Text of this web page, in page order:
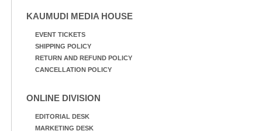
KAUMUDI MEDIA HOUSE
EVENT TICKETS
SHIPPING POLICY
RETURN AND REFUND POLICY
CANCELLATION POLICY
ONLINE DIVISION
EDITORIAL DESK
MARKETING DESK